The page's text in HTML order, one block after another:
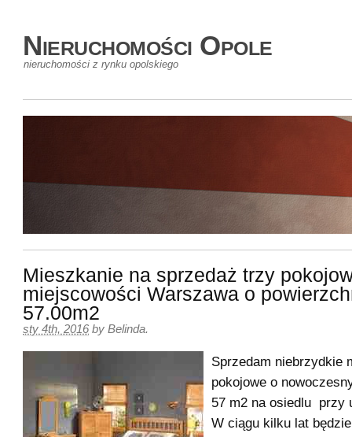
Nieruchomości Opole
nieruchomości z rynku opolskiego
Mieszkanie na sprzedaż trzy
miejscowości Warszawa o
57.00m2
sty 4th, 2016 by Belinda.
Sprzedam niebrzydkie
pokojowe o
57 m2 na osiedlu przy
W ciągu kilku lat